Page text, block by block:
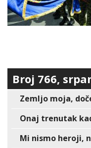
Broj 766,
Zemljo moja,
Onaj trenutak
Mi nismo heroji,